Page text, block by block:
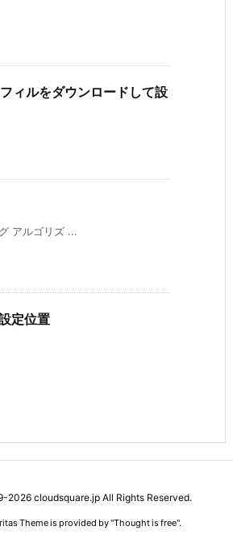
ィルをダウンロードして設
アルゴリズ ...
定位置
-2026 cloudsquare.jp All Rights Reserved.
Theme is provided by "Thought is free".